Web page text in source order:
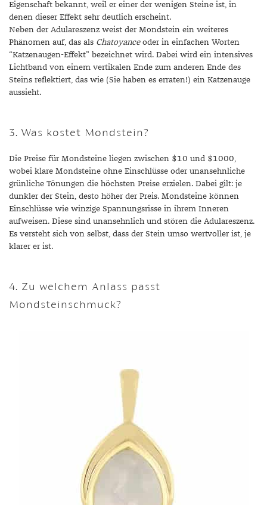
Eigenschaft bekannt, weil er einer der wenigen Steine ist, in
denen dieser Effekt sehr deutlich erscheint.
Neben der Adulareszenz weist der Mondstein ein weiteres
Phänomen auf, das als Chatoyanceoder in einfachen Worten
“Katzenaugen-Effekt” bezeichnet wird. Dabei wird ein intensives
Lichtband von einem vertikalen Ende zum anderen Ende des
Steins reflektiert, das wie (Sie haben es erraten!) ein Katzenauge
aussieht.
3. Was kostet Mondstein?
Die Preise für Mondsteine liegen zwischen $10 und $1000,
wobei klare Mondsteine ohne Einschlüsse oder unansehnliche
grünliche Tönungen die höchsten Preise erzielen. Dabei gilt: je
dunkler der Stein, desto höher der Preis. Mondsteine können
Einschlüsse wie winzige Spannungsrisse in ihrem Inneren
aufweisen. Diese sind unansehnlich und stören die Adulareszenz.
Es versteht sich von selbst, dass der Stein umso wertvoller ist, je
klarer er ist.
4. Zu welchem Anlass passt
Mondsteinschmuck?